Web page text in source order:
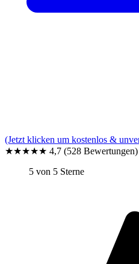
(Jetzt klicken um kostenlos &
★★★★★ 4,7 (528 Bewertungen)
5 von 5 Sterne